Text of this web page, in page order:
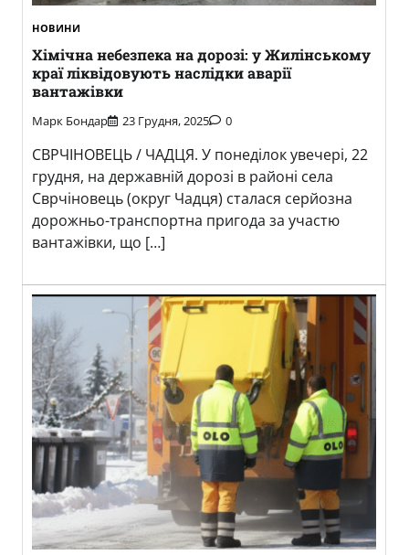
НОВИНИ
Хімічна небезпека на дорозі: у Жилінському
краї ліквідовують наслідки аварії
вантажівки
Марк Бондар 23 Грудня, 2025 0
СВРЧІНОВЕЦЬ / ЧАДЦЯ. У понеділок увечері, 22
грудня, на державній дорозі в районі села
Сврчіновець (округ Чадця) сталася серйозна
дорожньо-транспортна пригода за участю
вантажівки, що […]